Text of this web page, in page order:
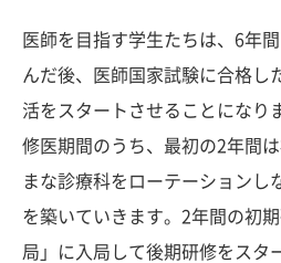
医師を目指す学生たちは、6年
んだ後、医師国家試験に合格し
活をスタートさせることになり
修医期間のうち、最初の2年間
まな診療科をローテーションし
を築いていきます。2年間の初
局」に入局して後期研修をスタ